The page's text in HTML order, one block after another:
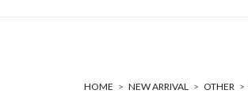
HOME > NEW ARRIVAL > OTHER >